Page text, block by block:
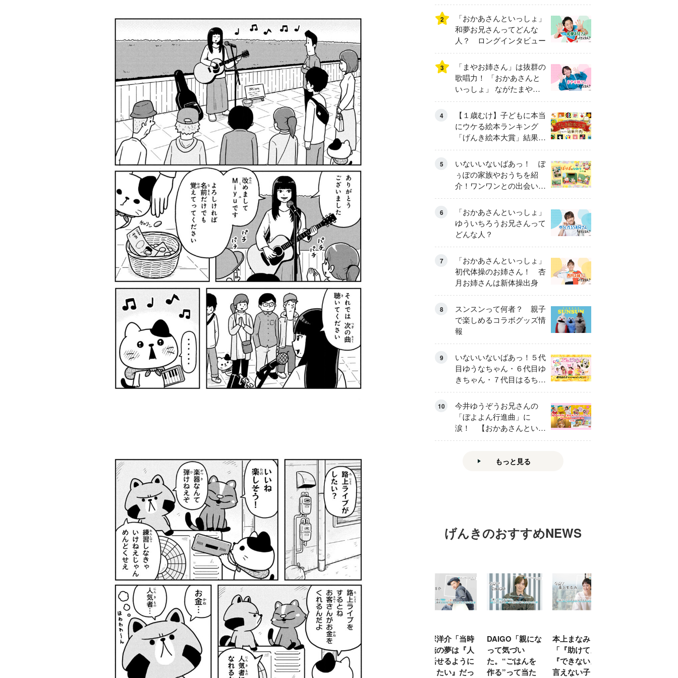
2
「おかあさんといっしょ」
和夢お兄さんってどんな
人？ ロングインタビュー
3
「まやお姉さん」は抜群の
歌唱力！ 「おかあさんと
いっしょ」 ながたまやさ
んってどんな人？
4
【１歳むけ】子どもに本当
にウケる絵本ランキング
「げんき絵本大賞」結果発
表
5
いないいないばあっ！ ぽ
ぅぽの家族やおうちを紹
介！ワンワンとの出会いの
瞬間も
6
「おかあさんといっしょ」
ゆういちろうお兄さんって
どんな人？
7
「おかあさんといっしょ」
初代体操のお姉さん！ 杏
月お姉さんは新体操出身
8
スンスンって何者？ 親子
で楽しめるコラボグッズ情
報
9
いないいないばあっ！５代
目ゆうなちゃん・６代目ゆ
きちゃん・７代目はるちゃ
ん スペシャルインタビュ
ー
10
今井ゆうぞうお兄さんの
「ぼよよん行進曲」に
涙！ 【おかあさんといっ
しょ65周年特別番組】
もっと見る
げんきのおすすめNEWS
横山だいすけ
「僕は『歌が好
きな子』だった
けど『歌がうま
元体操のお兄さ
ん小林よしひさ
「小３で観たあ
の人の映画が人
TBSアナ井上貴
博「アナウンサ
ーになろうと思
ったことは一度
ひろゆき「『自
分はこれが得意
だ』という“思
い込み”は重
「料理家になる
窪塚洋介「当時
の俺の夢は『人
と話せるように
なりたい』だっ
DAIGO「親にな
って気づい
た。“ごはんを
作る”って当た
本上まなみ
「『助けて』
『できない』が
言えない子ども